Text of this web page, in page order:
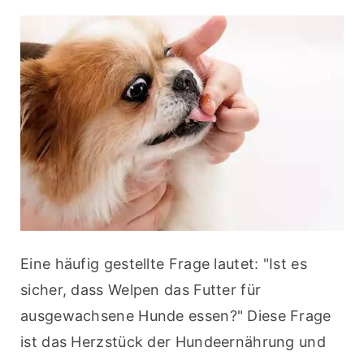
Eine häufig gestellte Frage lautet: "Ist es
sicher, dass Welpen das Futter für
ausgewachsene Hunde essen?" Diese Frage
ist das Herzstück der Hundeernährung und